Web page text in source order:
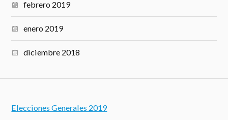
febrero 2019
enero 2019
diciembre 2018
Elecciones Generales 2019